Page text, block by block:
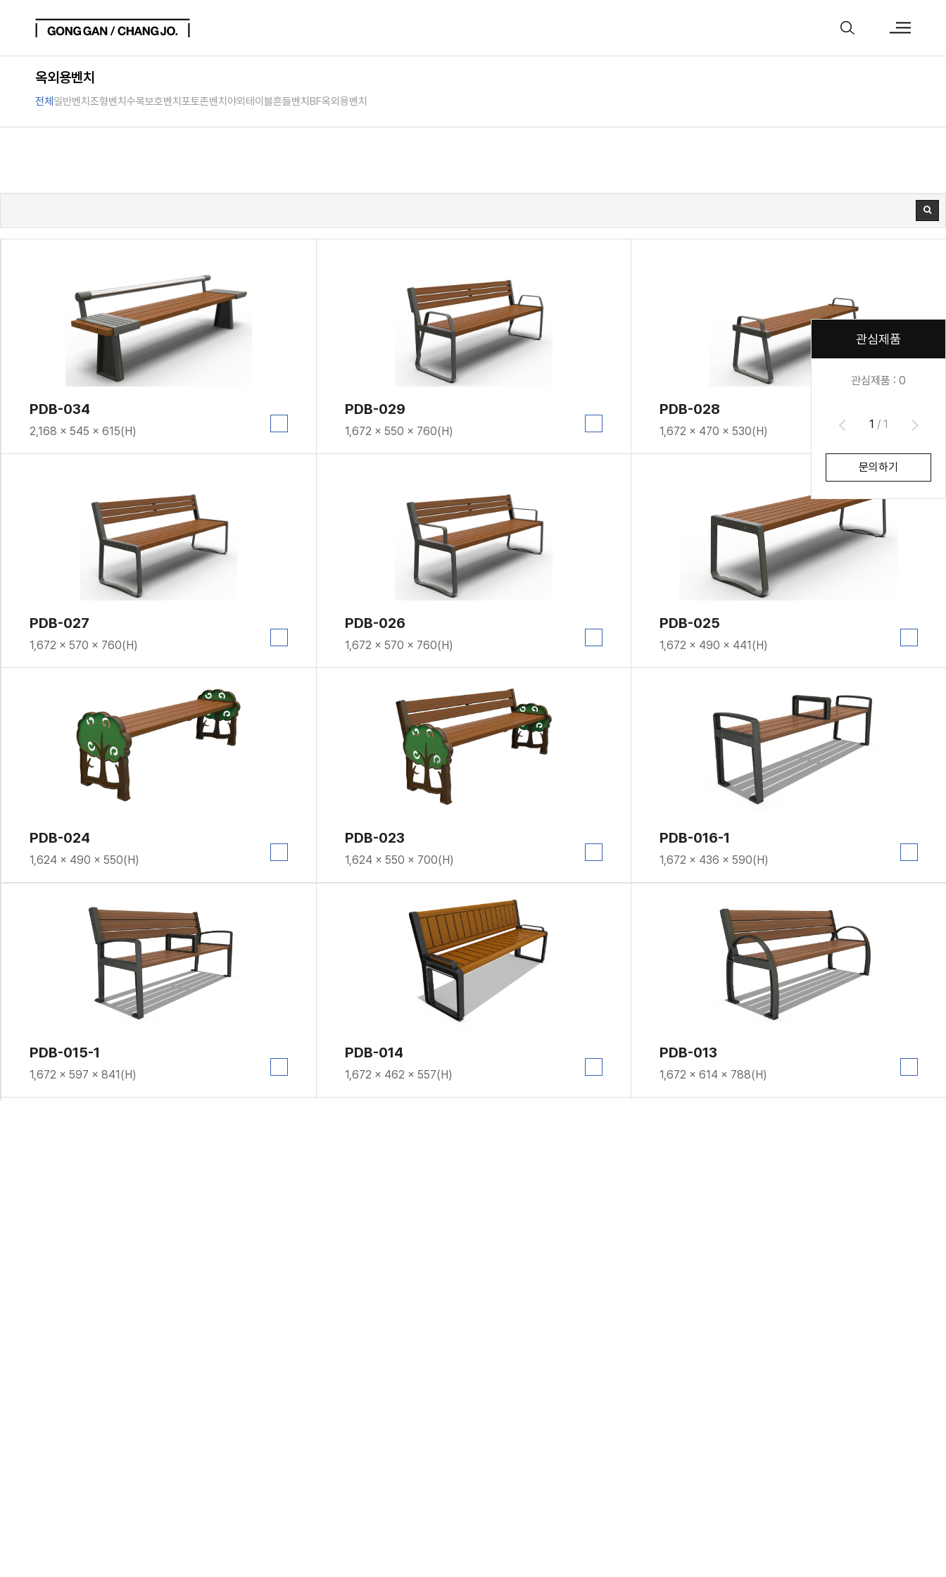
옥외용벤치
전체 일반벤치 조형벤치 수목보호벤치 포토존벤치 야외테이블흔들벤치 BF옥외용벤치
PDB-034
2,168 × 545 × 615(H)
PDB-029
1,672 × 550 × 760(H)
PDB-028
1,672 × 470 × 530(H)
PDB-027
1,672 × 570 × 760(H)
PDB-026
1,672 × 570 × 760(H)
PDB-025
1,672 × 490 × 441(H)
PDB-024
1,624 × 490 × 550(H)
PDB-023
1,624 × 550 × 700(H)
PDB-016-1
1,672 × 436 × 590(H)
PDB-015-1
1,672 × 597 × 841(H)
PDB-014
1,672 × 462 × 557(H)
PDB-013
1,672 × 614 × 788(H)
관심제품
관심제품 : 0
1 / 1
문의하기